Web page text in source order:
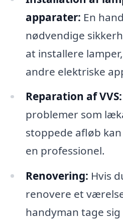
apparater: En
nødvendige
at installere
andre elektriske
Reparation af VVS:
problemer som
stoppede afløb
en professionel.
Renovering: Hvis
renovere et
handyman tage